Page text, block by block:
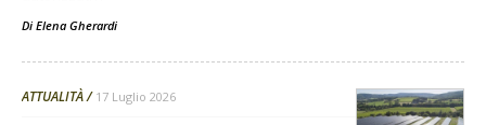
Di Elena Gherardi
ATTUALITÀ 17 Luglio 2026